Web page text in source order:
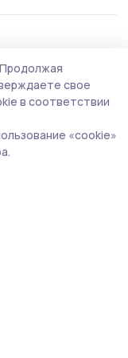
игру
Никита
Продолжая
свое
в соответствии
«cookie»